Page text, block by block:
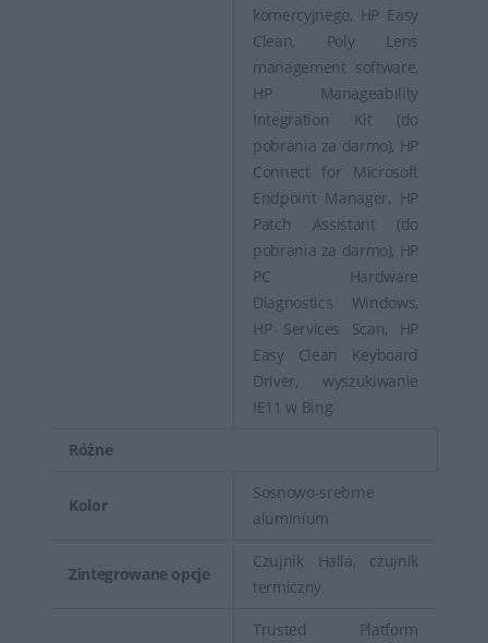
komercyjnego, HP Easy
Clean, Poly Lens
management software,
HP Manageability
Integration Kit (do
pobrania za darmo), HP
Connect for Microsoft
Endpoint Manager, HP
Patch Assistant (do
pobrania za darmo), HP
PC Hardware
Diagnostics Windows,
HP Services Scan, HP
Easy Clean Keyboard
Driver, wyszukiwanie
IE11 w Bing
Różne
Kolor
Sosnowo-srebrne
aluminium
Zintegrowane opcje
Czujnik Halla, czujnik
termiczny
Trusted Platform